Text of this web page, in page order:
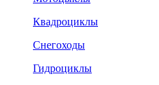
Квадроциклы
Снегоходы
Гидроциклы